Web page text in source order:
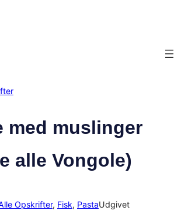
med muslinger
alle Vongole)
Opskrifter, Fisk, PastaUdgivet